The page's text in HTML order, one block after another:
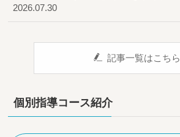
2026.07.30
記事一覧はこちら
個別指導コース紹介